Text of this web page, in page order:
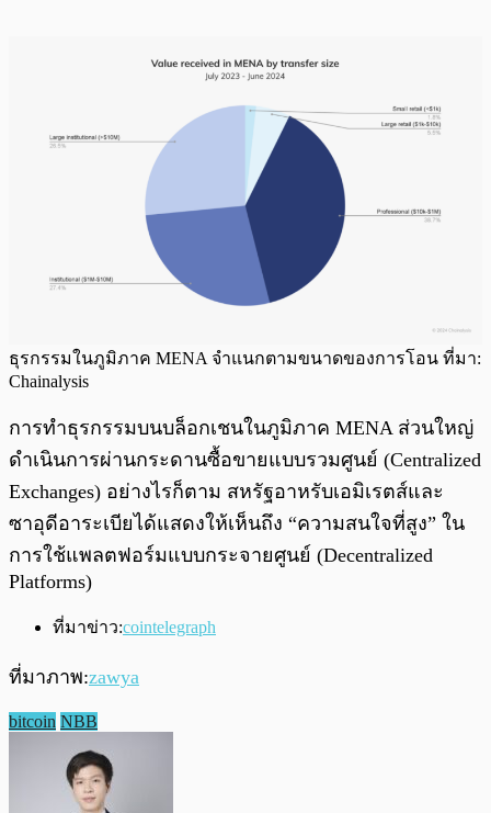
ธุรกรรมในภูมิภาค MENA จำแนกตามขนาดของการโอน ที่มา:
Chainalysis
การทำธุรกรรมบนบล็อกเชนในภูมิภาค MENA ส่วนใหญ่
ดำเนินการผ่านกระดานซื้อขายแบบรวมศูนย์ (Centralized
Exchanges) อย่างไรก็ตาม สหรัฐอาหรับเอมิเรตส์และ
ซาอุดีอาระเบียได้แสดงให้เห็นถึง “ความสนใจที่สูง” ใน
การใช้แพลตฟอร์มแบบกระจายศูนย์ (Decentralized
Platforms)
ที่มาข่าว:cointelegraph
ที่มาภาพ:zawya
bitcoin NBB